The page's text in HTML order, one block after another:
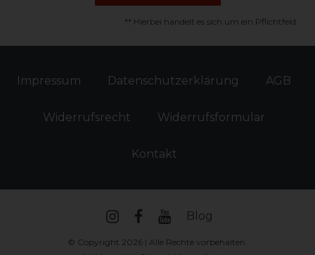
** Hierbei handelt es sich um ein Pflichtfeld.
Impressum Daten­schutz­erklärung AGB
Widerrufs­recht Widerrufs­formular
Kontakt
Blog
© Copyright 2026 | Alle Rechte vorbehalten.